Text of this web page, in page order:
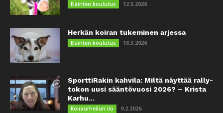
Eläinten koulutus 12.5.2026
Herkän koiran tukeminen arjessa
Eläinten koulutus 18.3.2026
SporttiRakin kahvila: Miltä näyttää rally-
tokon uusi sääntövuosi 2026? – Krista
Karhu...
Koiraurheilun ilo 9.2.2026